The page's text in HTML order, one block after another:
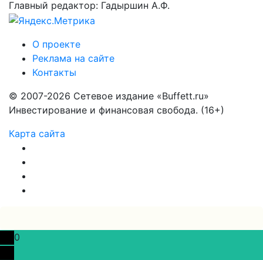
Главный редактор: Гадыршин А.Ф.
О проекте
Реклама на сайте
Контакты
© 2007-2026 Сетевое издание «Buffett.ru»
Инвестирование и финансовая свобода. (16+)
Карта сайта
0